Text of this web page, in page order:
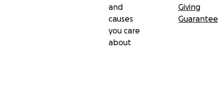
and
causes
you care
about
Giving
Guarantee